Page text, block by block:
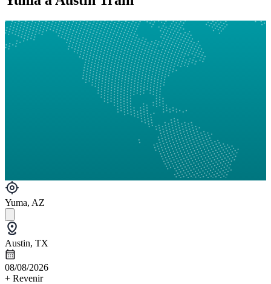
Yuma, AZ
Austin, TX
08/08/2026
+ Revenir